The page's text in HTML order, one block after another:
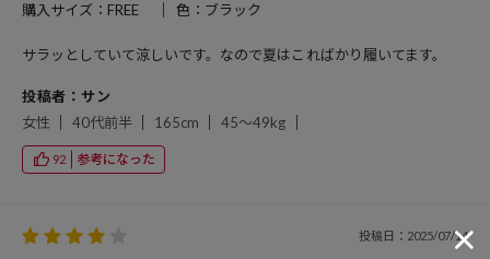
購入サイズ：FREE 色：ブラック
サラッとしていて涼しいです。なので夏はこればかり履いてます。
投稿者：サン
女性
40代前半 165cm 45～49kg
92 参考になった
投稿日：2025/07/14